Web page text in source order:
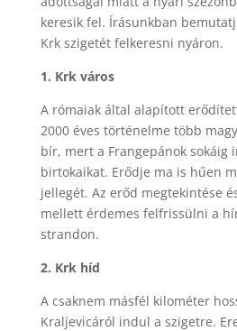
keresik fel. Írásunkban
Krk szigetét felkeresni nyáron.
1. Krk város
A rómaiak által alapított
2000 éves történelme több
bír, mert a Frangepánok sokáig
birtokaikat. Erődje ma is hűen
jellegét. Az erőd megtekintése
mellett érdemes felfrissülni a
strandon.
2. Krk híd
A csaknem másfél kilométer
Kraljevicáról indul a szigetre.